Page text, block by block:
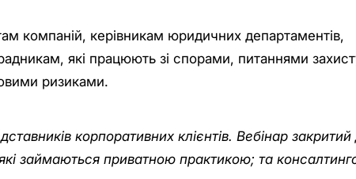
компаній, керівникам юридичних департаментів,
які працюють зі спорами, питаннями
ризиками.
корпоративних клієнтів. Вебінар закритий
займаються приватною практикою; та